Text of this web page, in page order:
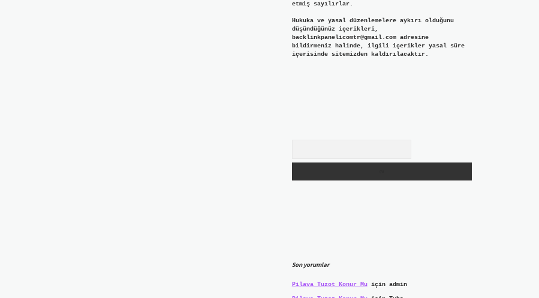
etmiş sayılırlar.
Hukuka ve yasal düzenlemelere aykırı olduğunu
düşündüğünüz içerikleri,
backlinkpanelicomtr@gmail.comadresine
bildirmeniz halinde, ilgili içerikler yasal süre
içerisinde sitemizden kaldırılacaktır.
Son yorumlar
Pilava Tuzot Konur Muiçin admin